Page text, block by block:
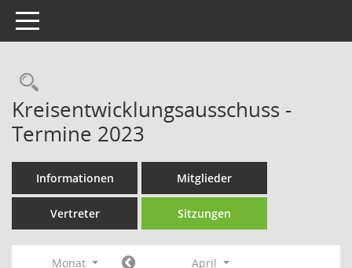
Toggle navigation
Rechercheauswahl
Kreisentwicklungsausschuss -
Termine 2023
Informationen Mitglieder
Vertreter Sitzungen
Monat
April